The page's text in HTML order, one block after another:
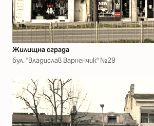
Жилищна сграда
бул. "Владислав Варненчик" №29